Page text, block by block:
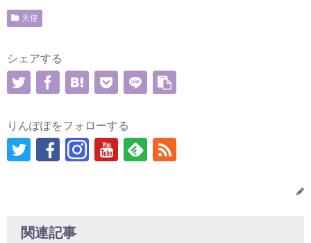
天使
シェアする
りんぽぽをフォローする
関連記事